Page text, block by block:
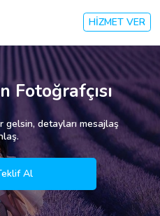
HİZMET VER
Fotoğrafçısı
detayları mesajlaş
Al